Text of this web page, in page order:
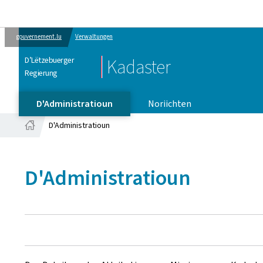
gouvernement.lu Verwaltungen
D’Lëtzebuerger
Regierung
Kadaster
D'Administratioun
Noriichten
D'Administratioun
D'Administratioun